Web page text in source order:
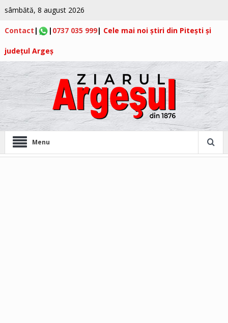
sâmbătă, 8 august 2026
Contact | | 0737 035 999| Cele mai noi știri din Pitești și
județul Argeș
Menu